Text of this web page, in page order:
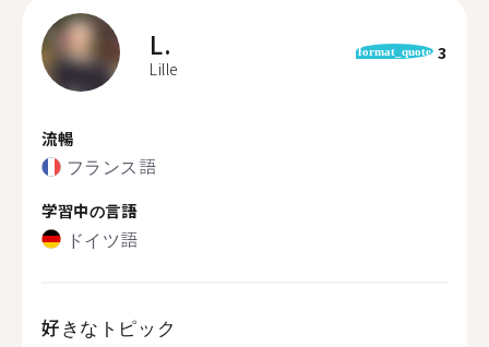
L.
Lille
format_quote 3
流暢
フランス語
学習中の言語
ドイツ語
好きなトピック